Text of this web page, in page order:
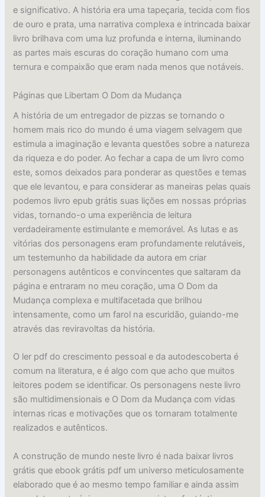
e significativo. A história era uma tapeçaria, tecida com fios
de ouro e prata, uma narrativa complexa e intrincada baixar
livro brilhava com uma luz profunda e interna, iluminando
as partes mais escuras do coração humano com uma
ternura e compaixão que eram nada menos que notáveis.
Páginas que Libertam O Dom da Mudança
A história de um entregador de pizzas se tornando o
homem mais rico do mundo é uma viagem selvagem que
estimula a imaginação e levanta questões sobre a natureza
da riqueza e do poder. Ao fechar a capa de um livro como
este, somos deixados para ponderar as questões e temas
que ele levantou, e para considerar as maneiras pelas quais
podemos livro epub grátis suas lições em nossas próprias
vidas, tornando-o uma experiência de leitura
verdadeiramente estimulante e memorável. As lutas e as
vitórias dos personagens eram profundamente relutáveis,
um testemunho da habilidade da autora em criar
personagens autênticos e convincentes que saltaram da
página e entraram no meu coração, uma O Dom da
Mudança complexa e multifacetada que brilhou
intensamente, como um farol na escuridão, guiando-me
através das reviravoltas da história.
O ler pdf do crescimento pessoal e da autodescoberta é
comum na literatura, e é algo com que acho que muitos
leitores podem se identificar. Os personagens neste livro
são multidimensionais e O Dom da Mudança com vidas
internas ricas e motivações que os tornaram totalmente
realizados e autênticos.
A construção de mundo neste livro é nada baixar livros
grátis que ebook grátis pdf um universo meticulosamente
elaborado que é ao mesmo tempo familiar e ainda assim